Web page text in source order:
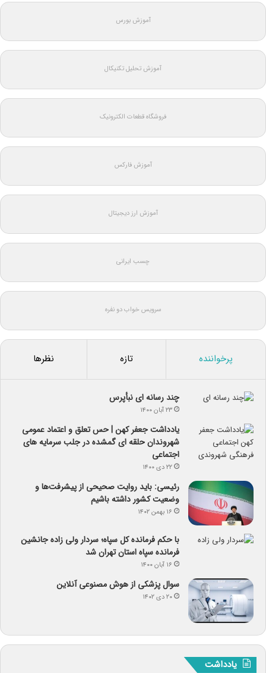
آموزش بورس
آموزش تحلیل تکنیکال
فروشگاه قطعات الکترونیک
آموزش فارکس
آموزش ارز دیجیتال
چسب ایرانی
سرویس خواب دو نفره
پرخواننده تازه نظرها
چند رسانه ای نبأپرس
۲۳ آبان ۱۴۰۰
یادداشت جعفر کهن | حس تعلق و اعتماد عمومی
شهروندان حلقه ای گمشده در جلب سرمایه های
اجتماعی
۲۲ دی ۱۴۰۰
رئیسی: باید روایت صحیحی از پیشرفت‌ها و
وضعیت کشور داشته باشیم
۱۶ بهمن ۱۴۰۲
با حکم فرمانده کل سپاه؛ سردار ولی زاده جانشین
فرمانده سپاه استان تهران شد
۱۶ آبان ۱۴۰۰
سوال پزشکی از هوش مصنوعی آنلاین
۲۰ دی ۱۴۰۲
یادداشت